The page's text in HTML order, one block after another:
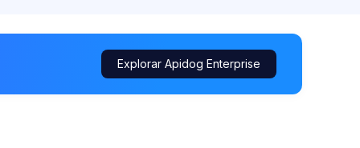
Explorar Apidog Enterprise